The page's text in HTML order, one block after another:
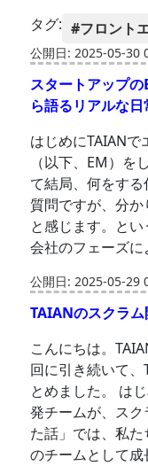
タグ: #フロント
公開日: 2025-05-30
スタートアップ
ら語るリアルな日
はじめにTAIAN
（以下、EM）を
て結局、何をす
質問ですが、分
と感じます。と
会社のフェーズ
公開日: 2025-05-29
TAIANのスクラム
こんにちは。
回に引き続いて
とめました。 は
発チームが、ス
た話」では、私
のチームとして